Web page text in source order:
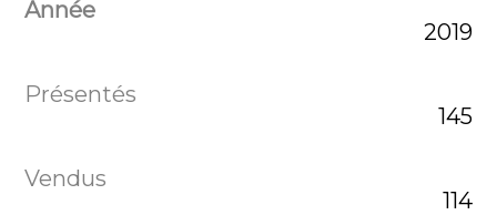
2019
145
114